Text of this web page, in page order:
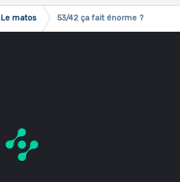
Le matos 53/42 ça fait énorme ?